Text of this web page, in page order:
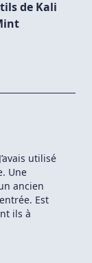
de Kali
utilisé
Une
ancien
Est
ils à